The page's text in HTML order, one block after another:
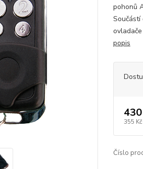
pohonů
Součástí
popis
355 Kč
Číslo